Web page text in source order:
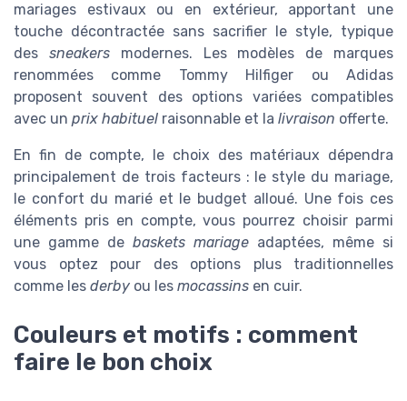
mariages estivaux ou en extérieur, apportant une
touche décontractée sans sacrifier le style, typique
des sneakersmodernes. Les modèles de marques
renommées comme Tommy Hilfiger ou Adidas
proposent souvent des options variées compatibles
avec un prix habituel raisonnable et la livraison offerte.
En fin de compte, le choix des matériaux dépendra
principalement de trois facteurs : le style du mariage,
le confort du marié et le budget alloué. Une fois ces
éléments pris en compte, vous pourrez choisir parmi
une gamme de baskets mariage adaptées, même si
vous optez pour des options plus traditionnelles
comme les derby ou les mocassins en cuir.
Couleurs et motifs : comment
faire le bon choix